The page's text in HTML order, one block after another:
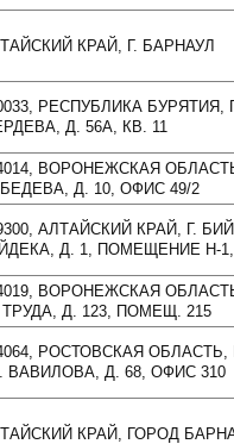
КРАЙ, Г. БАРНАУЛ
РЕСПУБЛИКА БУРЯТИЯ,
Д. 56А, КВ. 11
ВОРОНЕЖСКАЯ
Д. 10, ОФИС 49/2
АЛТАЙСКИЙ КРАЙ, Г.
Д. 1, ПОМЕЩЕНИЕ Н-
ВОРОНЕЖСКАЯ
ТРУДА, Д. 123, ПОМЕЩ. 215
РОСТОВСКАЯ ОБЛАСТЬ,
ВАВИЛОВА, Д. 68, ОФИС 310
КРАЙ, ГОРОД